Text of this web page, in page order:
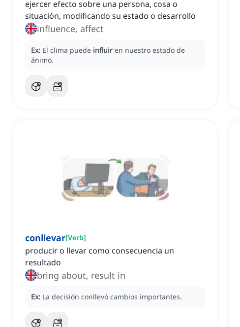
ejercer efecto sobre una persona, cosa o
situación, modificando su estado o desarrollo
influence, affect
Ex: El clima puede influir en nuestro estado de
ánimo.
conllevar[Verb]
producir o llevar como consecuencia un
resultado
bring about, result in
Ex: La decisión conllevó cambios importantes.